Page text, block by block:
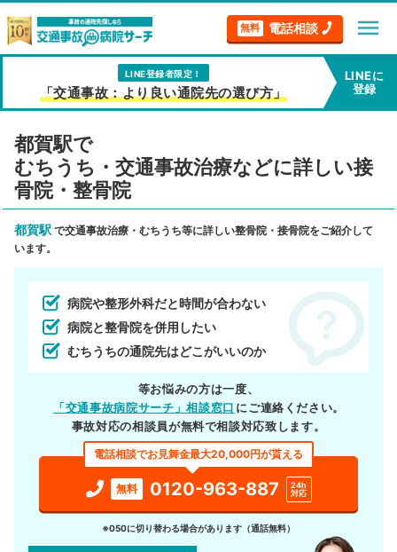
無料 電話相談 menu
LINE登録者限定！
「交通事故：より良い通院先の選び方」
LINEに
登録
都賀駅で
むちうち・交通事故治療などに詳しい接
骨院・整骨院
都賀駅 で交通事故治療・むちうち等に詳しい整骨院・接骨院をご紹介して
います。
病院や整形外科だと時間が合わない
病院と整骨院を併用したい
むちうちの通院先はどこがいいのか
等お悩みの方は一度、
「交通事故病院サーチ」相談窓口 にご連絡ください。
事故対応の相談員が無料で相談対応致します。
電話相談でお見舞金最大20,000円が貰える
無料 0120-963-887
24h
対応
※050に切り替わる場合があります（通話無料）